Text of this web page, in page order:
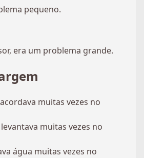
pequeno.
era um problema grande.
muitas vezes no
muitas vezes no
água muitas vezes no